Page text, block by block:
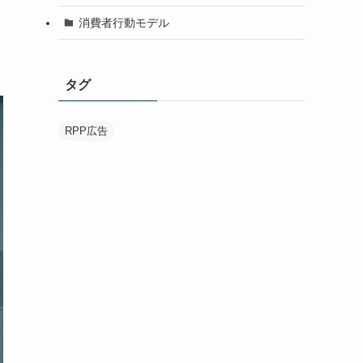
消費者行動モデル
タグ
RPP広告